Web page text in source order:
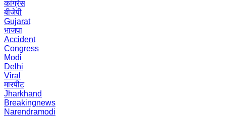
कांग्रेस
बीजेपी
Gujarat
भाजपा
Accident
Congress
Modi
Delhi
Viral
मारपीट
Jharkhand
Breakingnews
Narendramodi